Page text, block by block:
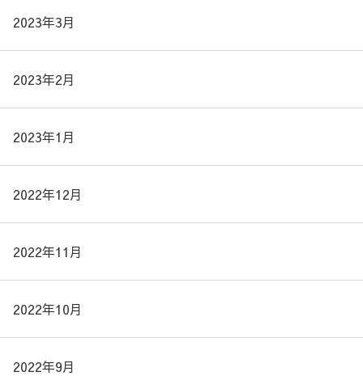
2023年3月
2023年2月
2023年1月
2022年12月
2022年11月
2022年10月
2022年9月